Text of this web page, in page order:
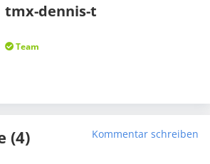
tmx-dennis-t
Team
(4) Kommentar schreiben